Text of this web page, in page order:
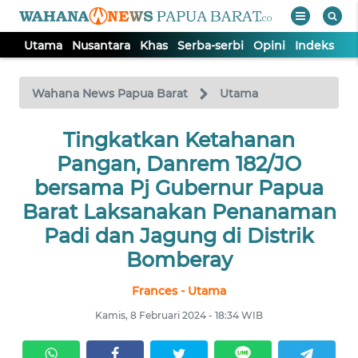
Utama Nusantara Khas Serba-serbi Opini Indeks
Wahana News Papua Barat Utama
Tingkatkan Ketahanan
Pangan, Danrem 182/JO
bersama Pj Gubernur Papua
Barat Laksanakan Penanaman
Padi dan Jagung di Distrik
Bomberay
Frances - Utama
Kamis, 8 Februari 2024 - 18:34 WIB
TV
Tutup
NUSANTARA
KHAS